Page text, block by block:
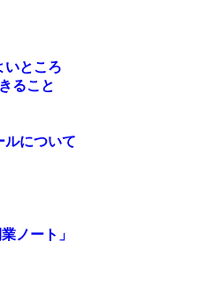
ところ
ること
について
ノート」